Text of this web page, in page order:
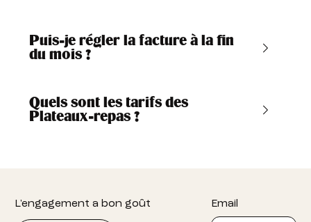
Puis-je régler la facture à la fin
du mois ?
Quels sont les tarifs des
Plateaux-repas ?
L'engagement a bon goût Email